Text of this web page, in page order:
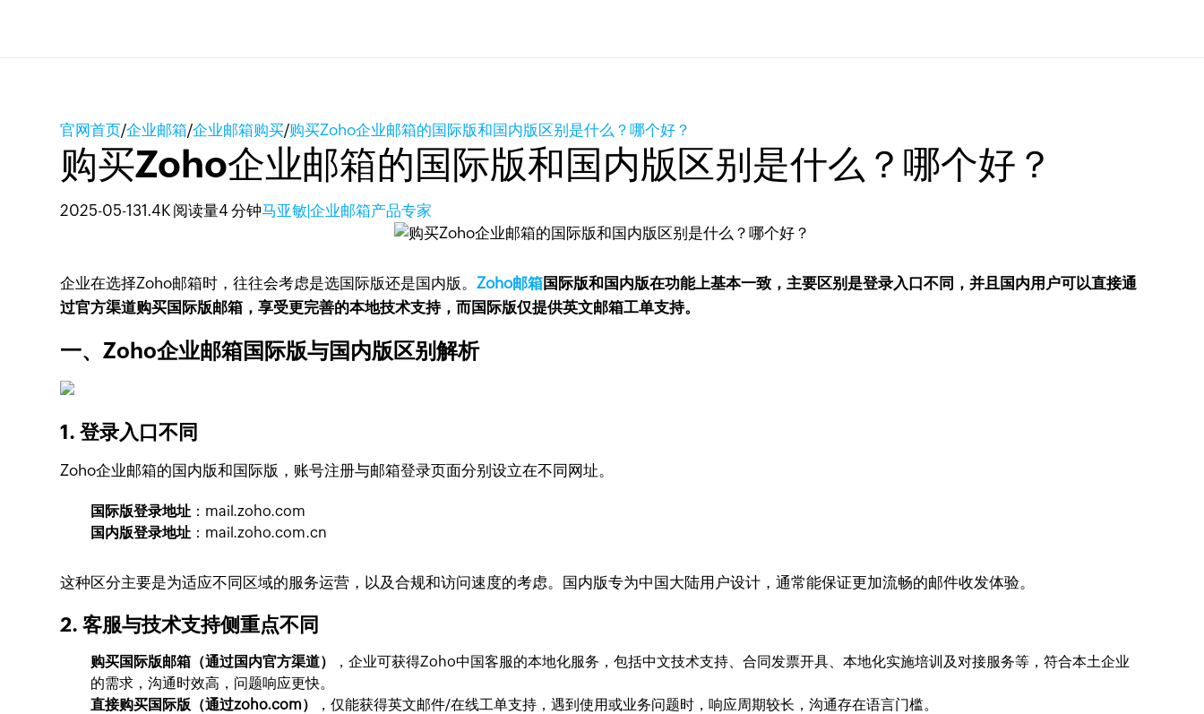
官网首页/企业邮箱/企业邮箱购买/购买Zoho企业邮箱的国际版和国内版区别是什么？哪个好？
购买Zoho企业邮箱的国际版和国内版区别是什么？哪个好？
2025-05-131.4K 阅读量4 分钟马亚敏|企业邮箱产品专家
企业在选择Zoho邮箱时，往往会考虑是选国际版还是国内版。Zoho邮箱国际版和国内版在功能上基本一致，主要区别是登录入口不同，并且国内用户可以直接通
过官方渠道购买国际版邮箱，享受更完善的本地技术支持，而国际版仅提供英文邮箱工单支持。
一、Zoho企业邮箱国际版与国内版区别解析
1. 登录入口不同
Zoho企业邮箱的国内版和国际版，账号注册与邮箱登录页面分别设立在不同网址。
国际版登录地址 ：mail.zoho.com
国内版登录地址 ：mail.zoho.com.cn
这种区分主要是为适应不同区域的服务运营，以及合规和访问速度的考虑。国内版专为中国大陆用户设计，通常能保证更加流畅的邮件收发体验。
2. 客服与技术支持侧重点不同
购买国际版邮箱（通过国内官方渠道）
，企业可获得Zoho中国客服的本地化服务，包括中文技术支持、合同发票开具、本地化实施培训及对接服务等，符合本土企业
的需求，沟通时效高，问题响应更快。
直接购买国际版（通过zoho.com）
，仅能获得英文邮件/在线工单支持，遇到使用或业务问题时，响应周期较长，沟通存在语言门槛。